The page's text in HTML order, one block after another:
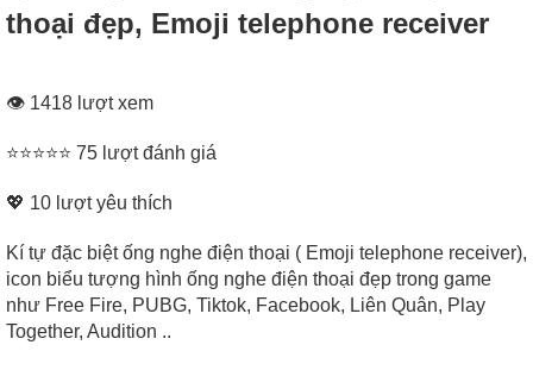
thoại đẹp, Emoji telephone receiver
👁 1418 lượt xem
⭐⭐⭐⭐⭐ 75 lượt đánh giá
💖 10 lượt yêu thích
Kí tự đặc biệt ống nghe điện thoại ( Emoji telephone receiver),
icon biểu tượng hình ống nghe điện thoại đẹp trong game
như Free Fire, PUBG, Tiktok, Facebook, Liên Quân, Play
Together, Audition ..